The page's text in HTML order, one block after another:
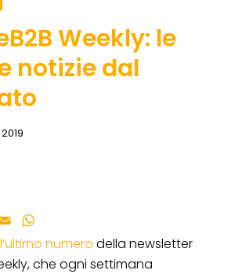
Weekly: le
notizie dal
Email
l’ultimo numero della newsletter
che ogni settimana